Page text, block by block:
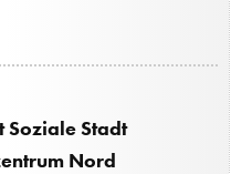
Stadt
Nord